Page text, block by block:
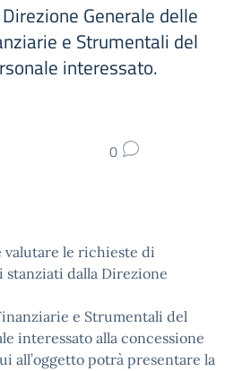
Generale delle
e Strumentali del
interessato.
0
le richieste di
stanziati dalla Direzione
e Strumentali del
interessato alla concessione
all’oggetto potrà presentare la